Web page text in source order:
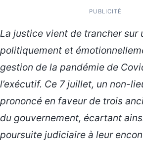
PUBLICITÉ
La justice vient de trancher sur
politiquement et
gestion de la pandémie de
l’exécutif. Ce 7 juillet, un non-
prononcé en faveur de trois
du gouvernement, écartant
poursuite judiciaire à leur